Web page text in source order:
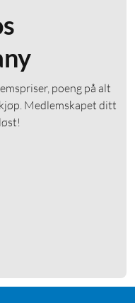
poeng på alt
Medlemskapet ditt